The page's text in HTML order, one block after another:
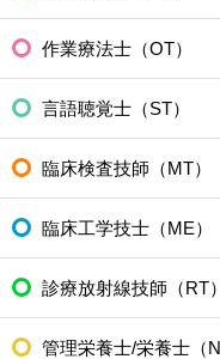
作業療法士（OT）
言語聴覚士（ST）
臨床検査技師（MT）
臨床工学技士（ME）
診療放射線技師（RT）
管理栄養士/栄養士（